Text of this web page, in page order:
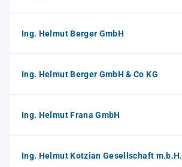
Ing. Helmut Berger GmbH
Ing. Helmut Berger GmbH & Co KG
Ing. Helmut Frana GmbH
Ing. Helmut Kotzian Gesellschaft m.b.H.